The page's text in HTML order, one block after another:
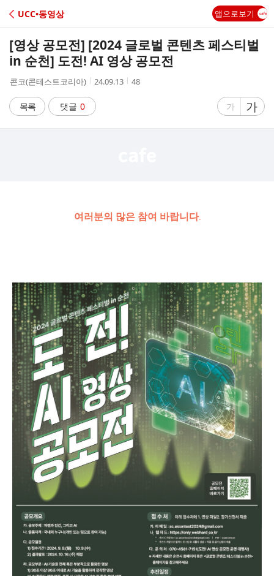
C
A
UCC•동영상 앱으로보기
[영상 공모전] [2024 글로벌 콘텐츠 페스티벌
in 순천] 도전! AI 영상 공모전
작
자
콘코(콘테스트코리아)
작
시
간
24.09.13
조
48
목록 댓글 0
글
가
글
자
가
여러분의 많은 참여 바랍니다.